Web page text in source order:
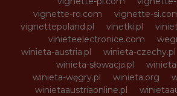
vignette-ro.com
vignette-
vignettepoland.pl
vinetki.pl
vinieteelectronice.com
winieta-austria.pl
winieta-czechy.pl
winieta-słowacja.pl
winieta-węgry.pl
winieta.org
winietaaustriaonline.pl